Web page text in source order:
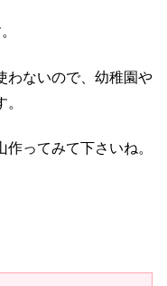
わないので、幼稚園や
ってみて下さいね。